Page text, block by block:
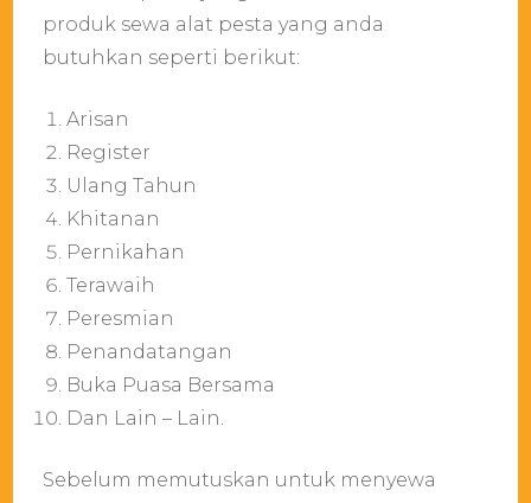
produk sewa alat pesta yang anda
butuhkan seperti berikut:
Arisan
Register
Ulang Tahun
Khitanan
Pernikahan
Terawaih
Peresmian
Penandatangan
Buka Puasa Bersama
Dan Lain – Lain.
Sebelum memutuskan untuk menyewa